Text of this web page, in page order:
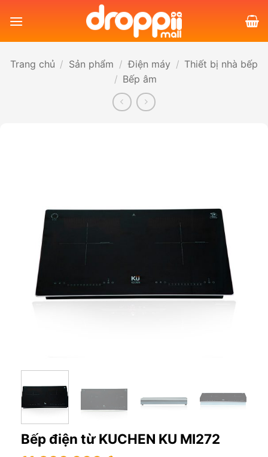
qua
Trang chủ / Sản phẩm / Điện máy / Thiết bị nhà bếp
/ Bếp âm
Bếp điện từ KUCHEN KU MI272